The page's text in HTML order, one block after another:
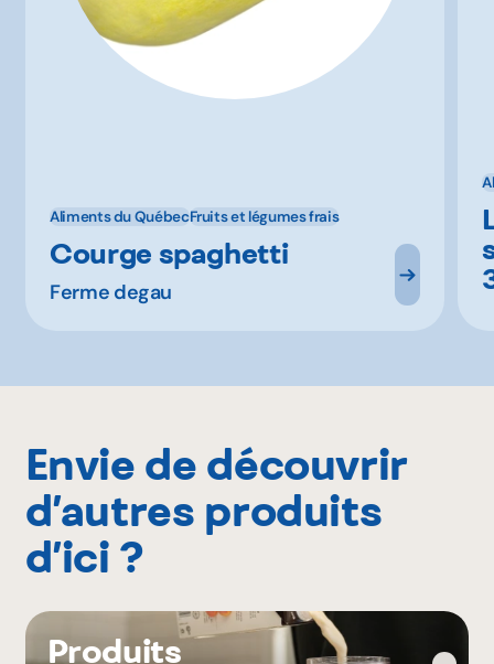
Aliments du QuébecFruits et légumes frais
Courge spaghetti
Ferme degau
Envie de découvrir
d’autres produits
d’ici ?
Produits